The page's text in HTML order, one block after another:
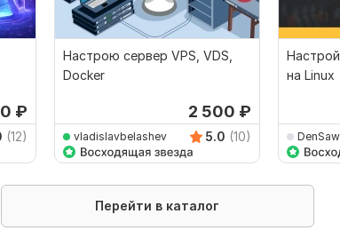
₽
(12)
Настрою сервер VPS, VDS,
Docker
2 500 ₽
vladislavbelashev 5.0 (10)
на Linux
Перейти в каталог